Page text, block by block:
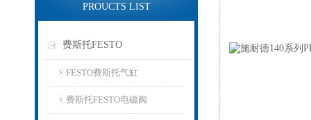
PROUCTS LIST
费斯托FESTO
FESTO费斯托气缸
费斯托FESTO电磁阀